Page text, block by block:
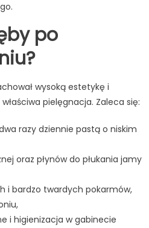
po
wysoką estetykę i
pielęgnacja. Zaleca się:
razy dziennie pastą o niskim
oraz płynów do płukania jamy
i bardzo twardych pokarmów,
i higienizacja w gabinecie